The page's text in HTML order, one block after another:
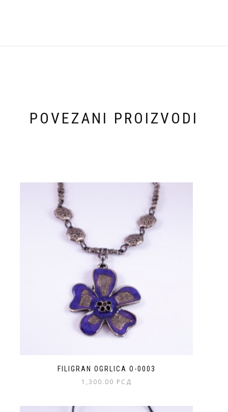
POVEZANI PROIZVODI
FILIGRAN OGRLICA O-0003
1,300.00 РСД
proizvod